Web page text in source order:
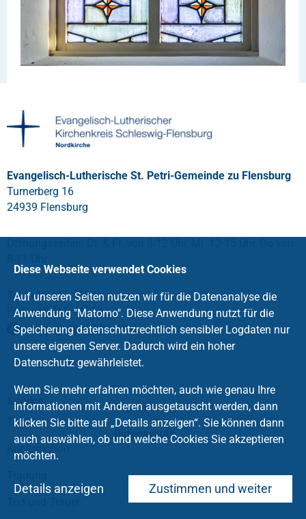
Evangelisch-Lutherische St. Petri-Gemeinde zu Flensburg
Turnerberg 16
24939 Flensburg
Tel.: +49 461 41501
Fax: +49 461 41514
kirche@stpetri.kkslfl.de
Service
Taufe
Konfirmation
Impressum
Datenschutz
Diese Webseite verwendet Cookies
Auf unseren Seiten nutzen wir für die Datenanalyse die
Anwendung "Matomo". Diese Anwendung nutzt für die
Speicherung datenschutzrechtlich sensibler Logdaten nur
unsere eigenen Server. Dadurch wird ein hoher
Datenschutz gewährleistet.
Wenn Sie mehr erfahren möchten, auch wie genau Ihre
Informationen mit Anderen ausgetauscht werden, dann
klicken Sie bitte auf „Details anzeigen“. Sie können dann
auch auswählen, ob und welche Cookies Sie akzeptieren
möchten.
Zustimmen und weiter
Details anzeigen